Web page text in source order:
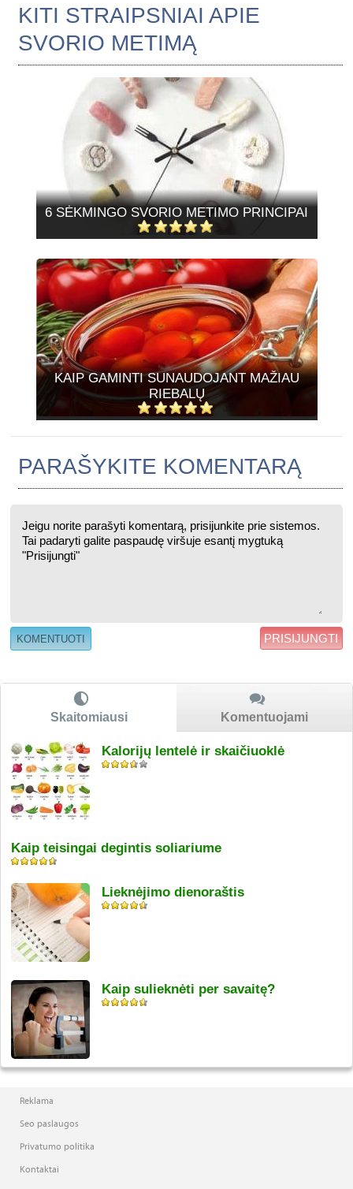
KITI STRAIPSNIAI APIE
SVORIO METIMĄ
6 SĖKMINGO SVORIO METIMO PRINCIPAI
KAIP GAMINTI SUNAUDOJANT MAŽIAU
RIEBALŲ
PARAŠYKITE KOMENTARĄ
PRISIJUNGTI
Skaitomiausi Komentuojami
Kalorijų lentelė ir skaičiuoklė
Kaip teisingai degintis soliariume
Lieknėjimo dienoraštis
Kaip sulieknėti per savaitę?
Reklama
Seo paslaugos
Privatumo politika
Kontaktai